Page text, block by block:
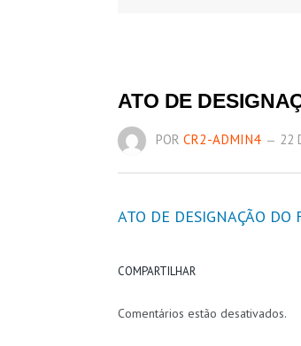
ATO DE
POR CR2-ADMIN4 22
ATO DE DESIGNAÇÃO DO
COMPARTILHAR
Comentários estão desativados.